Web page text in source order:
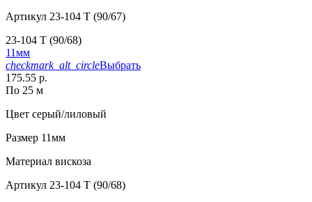
Артикул 23-104 T (90/67)
23-104 T (90/68)
11мм
checkmark_alt_circleВыбрать
175.55 р.
По 25 м
Цвет серый/лиловый
Размер 11мм
Материал вискоза
Артикул 23-104 T (90/68)